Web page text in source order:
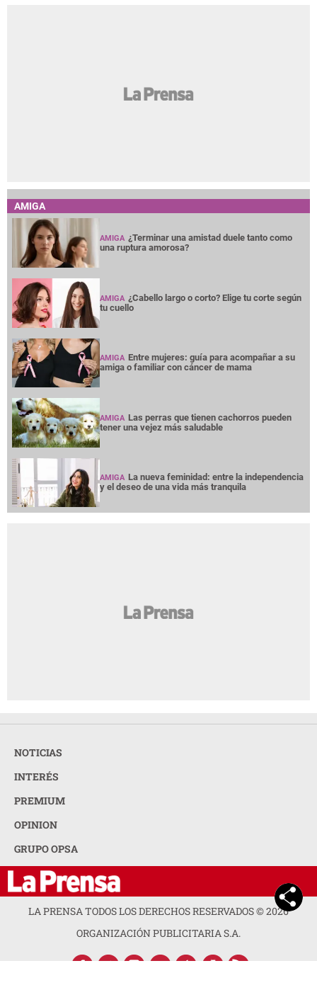
AMIGA
AMIGA ¿Terminar una amistad duele tanto como
una ruptura amorosa?
AMIGA ¿Cabello largo o corto? Elige tu corte según
tu cuello
AMIGA Entre mujeres: guía para acompañar a su
amiga o familiar con cáncer de mama
AMIGA Las perras que tienen cachorros pueden
tener una vejez más saludable
AMIGA La nueva feminidad: entre la independencia
y el deseo de una vida más tranquila
NOTICIAS
INTERÉS
PREMIUM
OPINION
GRUPO OPSA
LA PRENSA TODOS LOS DERECHOS RESERVADOS ©2026
ORGANIZACIÓN PUBLICITARIA S.A.